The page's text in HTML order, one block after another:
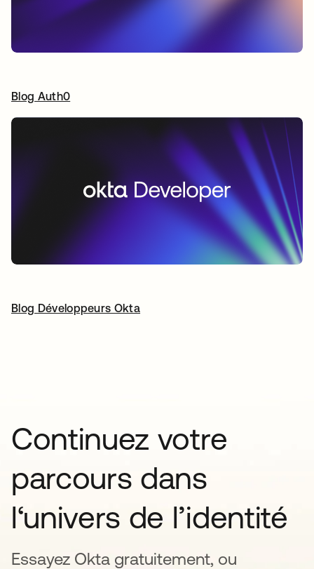
Blog Auth0s’ouvre dans un nouvel onglet
Blog Développeurs Oktas’ouvre dans un nouvel onglet
Continuez votre
parcours dans
l‘univers de l’identité
Essayez Okta gratuitement, ou